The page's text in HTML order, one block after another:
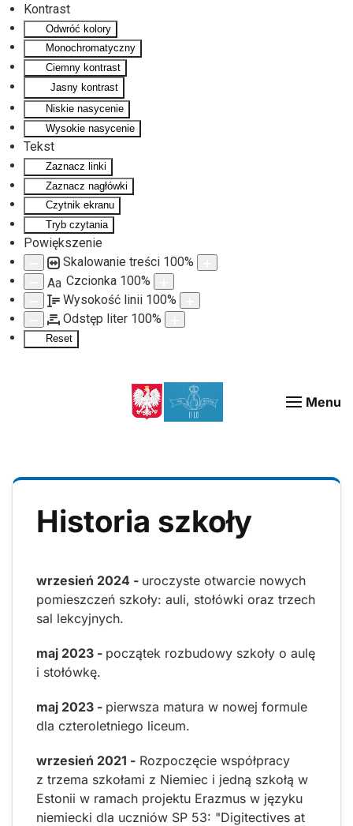
Kontrast
Odwróć kolory
Monochromatyczny
Ciemny kontrast
Jasny kontrast
Niskie nasycenie
Wysokie nasycenie
Tekst
Zaznacz linki
Zaznacz nagłówki
Czytnik ekranu
Tryb czytania
Powiększenie
Skalowanie treści 100%
Aa Czcionka 100%
Wysokość linii 100%
Odstęp liter 100%
Reset
Menu
Historia szkoły
wrzesień 2024 - uroczyste otwarcie nowych
pomieszczeń szkoły: auli, stołówki oraz trzech
sal lekcyjnych.
maj 2023 - początek rozbudowy szkoły o aulę
i stołówkę.
maj 2023 - pierwsza matura w nowej formule
dla czteroletniego liceum.
wrzesień 2021 - Rozpoczęcie współpracy
z trzema szkołami z Niemiec i jedną szkołą w
Estonii w ramach projektu Erazmus w języku
niemiecki dla uczniów SP 53: "Digitectives at